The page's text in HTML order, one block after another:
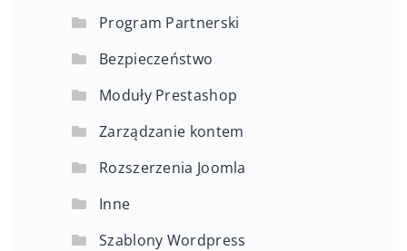
Program Partnerski
Bezpieczeństwo
Moduły Prestashop
Zarządzanie kontem
Rozszerzenia Joomla
Inne
Szablony Wordpress